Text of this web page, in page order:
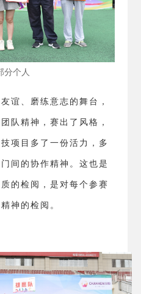
分个人
谊、磨练意志的舞台，
队精神，赛出了风格，
项目多了一份活力，多
间的协作精神。这也是
的检阅，是对每个参赛
神的检阅。